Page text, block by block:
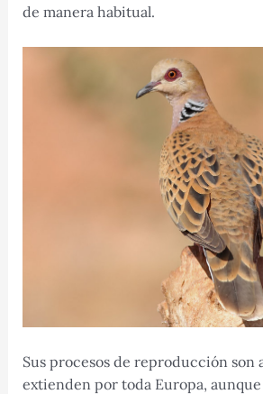
de manera habitual.
Sus procesos de reproducción son
extienden por toda Europa,